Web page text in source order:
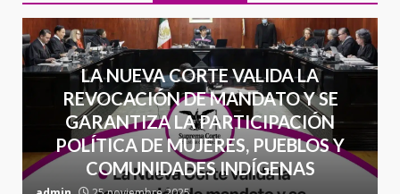
LA NUEVA CORTE VALIDA LA
REVOCACIÓN DE MANDATO Y SE
GARANTIZA LA PARTICIPACIÓN
POLÍTICA DE MUJERES, PUEBLOS Y
COMUNIDADES INDÍGENAS